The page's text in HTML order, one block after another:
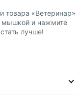
товара «Ветеринар»
мышкой и нажмите
лучше!